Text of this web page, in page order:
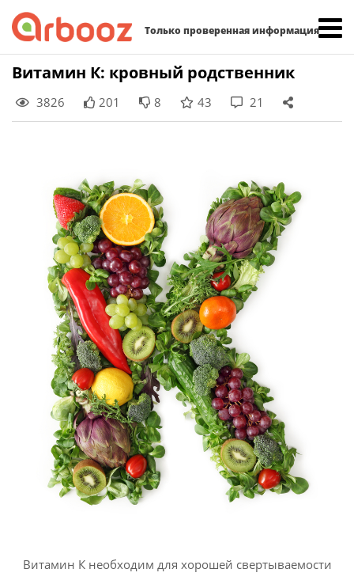
Только проверенная информация
Skip
content
Витамин К: кровный родственник
3826 201 8 43 21
Витамин К необходим для хорошей свертываемости
Найти: